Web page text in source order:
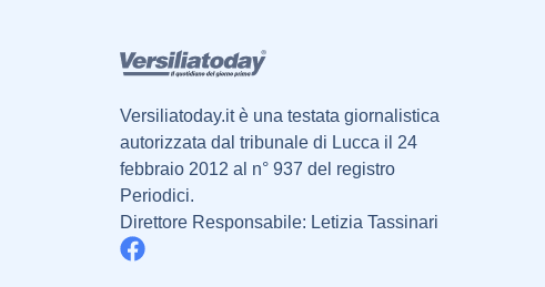
Versiliatoday.it è una testata giornalistica
autorizzata dal tribunale di Lucca il 24
febbraio 2012 al n° 937 del registro
Periodici.
Direttore Responsabile: Letizia Tassinari